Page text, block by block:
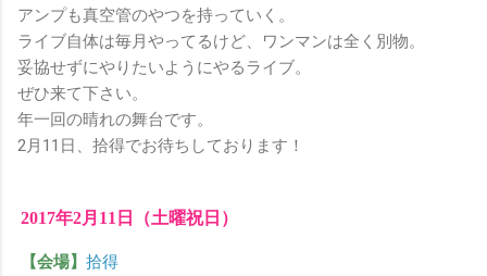
アンプも真空管のやつを持っていく。
ライブ自体は毎月やってるけど、ワンマンは全く別物。
妥協せずにやりたいようにやるライブ。
ぜひ来て下さい。
年一回の晴れの舞台です。
2月11日、拾得でお待ちしております！
2017年2月11日（土曜祝日）
【会場】 拾得